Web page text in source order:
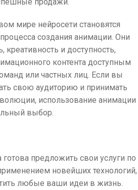
мире нейросети становятся
создания анимации. Они
креативность и доступность,
контента доступным
или частных лиц. Если вы
свою аудиторию и принимать
использование анимации
выбор.
предложить свои услуги по
новейших технологий,
любые ваши идеи в жизнь.